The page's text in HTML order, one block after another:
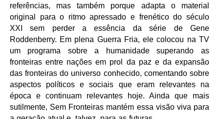
referências, mas também porque adapta o material
original para o ritmo apressado e frenético do século
XXI sem perder a essência da série de Gene
Roddenberry. Em plena Guerra Fria, ele colocou na TV
um programa sobre a humanidade superando as
fronteiras entre nações em prol da paz e da expansão
das fronteiras do universo conhecido, comentando sobre
aspectos políticos e sociais que eram relevantes na
época e continuam relevantes hoje. Ainda que mais
sutilmente, Sem Fronteiras mantém essa visão viva para